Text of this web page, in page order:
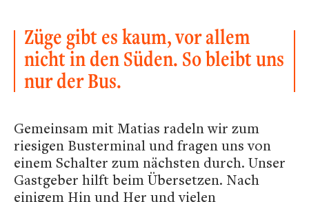
Züge gibt es kaum, vor allem
nicht in den Süden. So bleibt uns
nur der Bus.
Gemeinsam mit Matias radeln wir zum
riesigen Busterminal und fragen uns von
einem Schalter zum nächsten durch. Unser
Gastgeber hilft beim Übersetzen. Nach
einigem Hin und Her und vielen